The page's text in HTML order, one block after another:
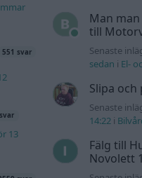
551 svar
13
Man
till
Senaste
sedan i El-
Slipa
Senaste
14:22i
Fälg till
Novolett